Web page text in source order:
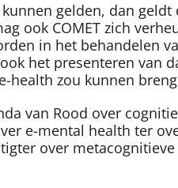
gelden, dan
ook COMET zich
in het behandelen
het presenteren van
zou kunnen
van Rood over
e-mental health ter
over